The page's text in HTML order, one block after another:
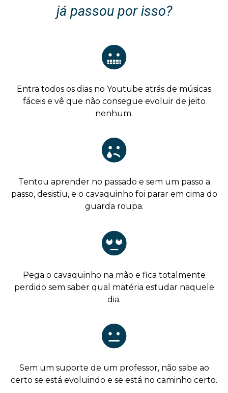
já passou por isso?
Entra todos os dias no Youtube atrás de músicas
fáceis e vê que não consegue evoluir de jeito
nenhum.
Tentou aprender no passado e sem um passo a
passo, desistiu, e o cavaquinho foi parar em cima do
guarda roupa.
Pega o cavaquinho na mão e fica totalmente
perdido sem saber qual matéria estudar naquele
dia.
Sem um suporte de um professor, não sabe ao
certo se está evoluindo e se está no caminho certo.